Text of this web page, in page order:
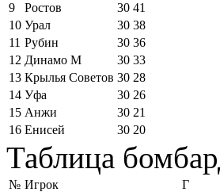
9
Ростов 30 41
10 Урал 30 38
11 Рубин 30 36
12 Динамо М 30 33
13 Крылья Советов 30 28
14 Уфа 30 26
15 Анжи 30 21
16 Енисей 30 20
Таблица
№ Игрок
Г